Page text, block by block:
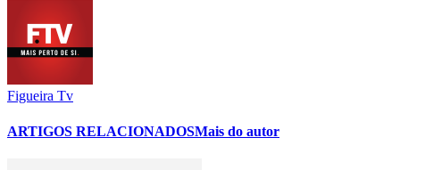
Figueira Tv
ARTIGOS RELACIONADOSMais do autor